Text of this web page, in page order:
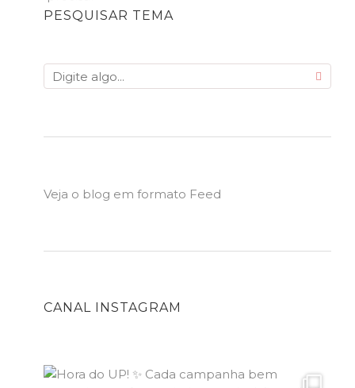
PESQUISAR TEMA
Veja o blog em formato Feed
CANAL INSTAGRAM